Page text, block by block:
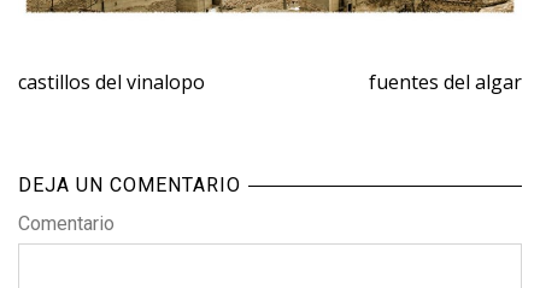
castillos del vinalopo fuentes del algar
DEJA UN COMENTARIO
Comentario